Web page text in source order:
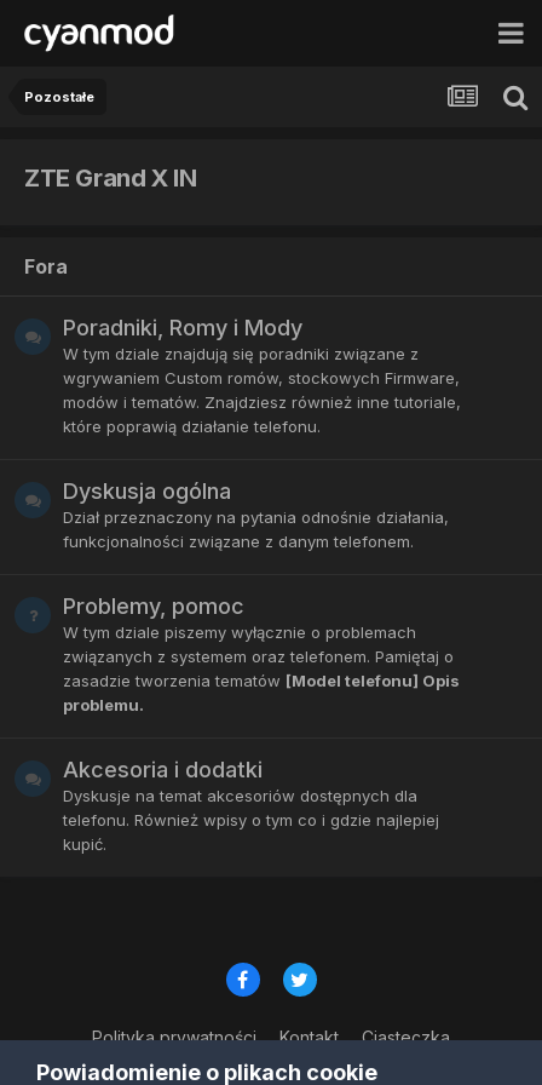
Pozostałe
ZTE Grand X IN
Fora
Poradniki, Romy i Mody
W tym dziale znajdują się poradniki związane z
wgrywaniem Custom romów, stockowych Firmware,
modów i tematów. Znajdziesz również inne tutoriale,
które poprawią działanie telefonu.
Dyskusja ogólna
Dział przeznaczony na pytania odnośnie działania,
funkcjonalności związane z danym telefonem.
Problemy, pomoc
W tym dziale piszemy wyłącznie o problemach
związanych z systemem oraz telefonem. Pamiętaj o
zasadzie tworzenia tematów [Model telefonu] Opis
problemu.
Akcesoria i dodatki
Dyskusje na temat akcesoriów dostępnych dla
telefonu. Również wpisy o tym co i gdzie najlepiej
kupić.
Polityka prywatności Kontakt Ciasteczka
© Copyright 2023
Powiadomienie o plikach cookie